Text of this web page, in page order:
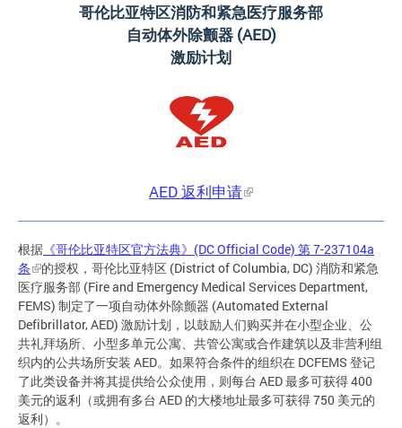
哥伦比亚特区消防和紧急医疗服务部
自动体外除颤器(AED)
激励计划
AED 返利申请
根据 《哥伦比亚特区官方法典》(DC Official Code) 第 7-237104a
条
的授权，哥伦比亚特区 (District of Columbia, DC) 消防和紧急
医疗服务部 (Fire and Emergency Medical Services Department,
FEMS) 制定了一项自动体外除颤器 (Automated External
Defibrillator, AED) 激励计划，以鼓励人们购买并在小型企业、公
共礼拜场所、小型多单元公寓、共管公寓或合作建筑以及非营利组
织内的公共场所安装 AED。如果符合条件的组织在 DCFEMS 登记
了此类设备并将其提供给公众使用，则每台 AED 最多可获得 400
美元的返利（或拥有多台 AED 的大楼地址最多可获得 750 美元的
返利）。